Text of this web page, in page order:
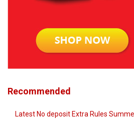
Recommended
Latest No deposit Extra Rules